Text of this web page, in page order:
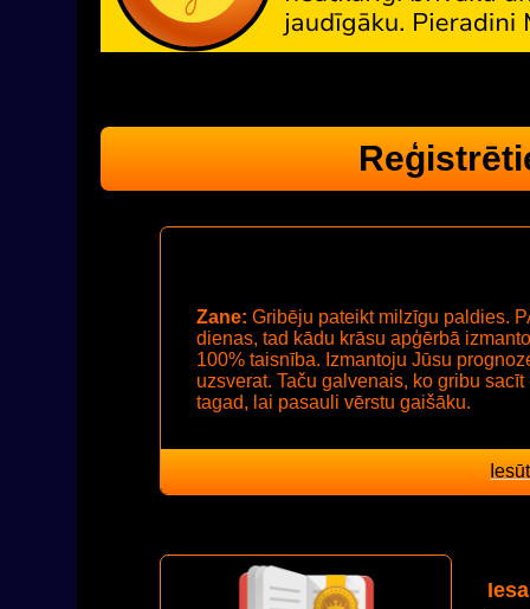
Zane: Gribēju pateikt milzīgu paldies.
dienas, tad kādu krāsu apģērbā
100% taisnība. Izmantoju Jūsu
uzsverat. Taču galvenais, ko gribu
tagad, lai pasauli vērstu gaišāku.